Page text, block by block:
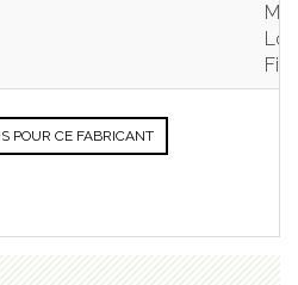
POUR CE FABRICANT